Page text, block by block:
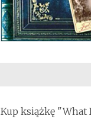
Kup książkę "What